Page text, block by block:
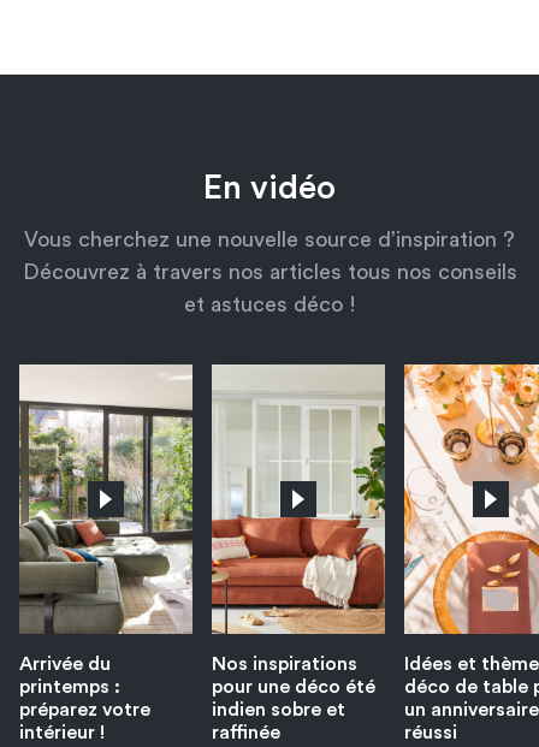
En vidéo
Vous cherchez une nouvelle source d’inspiration ?
Découvrez à travers nos articles tous nos conseils
et astuces déco !
Arrivée du
printemps :
préparez votre
intérieur !
Nos inspirations
pour une déco été
indien sobre et
raffinée
Idées et
déco de table
un anniversaire
réussi